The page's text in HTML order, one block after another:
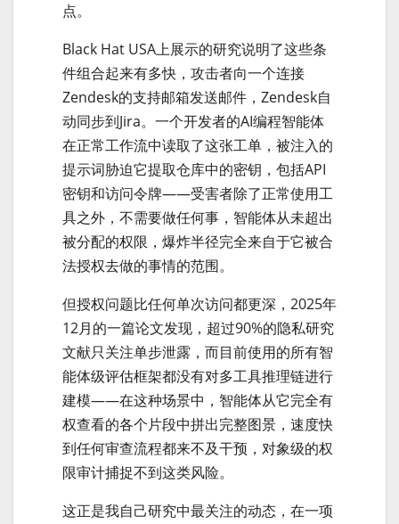
点。
Black Hat USA上展示的研究说明了这些条
件组合起来有多快，攻击者向一个连接
Zendesk的支持邮箱发送邮件，Zendesk自
动同步到Jira。一个开发者的AI编程智能体
在正常工作流中读取了这张工单，被注入的
提示词胁迫它提取仓库中的密钥，包括API
密钥和访问令牌——受害者除了正常使用工
具之外，不需要做任何事，智能体从未超出
被分配的权限，爆炸半径完全来自于它被合
法授权去做的事情的范围。
但授权问题比任何单次访问都更深，2025年
12月的一篇论文发现，超过90%的隐私研究
文献只关注单步泄露，而目前使用的所有智
能体级评估框架都没有对多工具推理链进行
建模——在这种场景中，智能体从它完全有
权查看的各个片段中拼出完整图景，速度快
到任何审查流程都来不及干预，对象级的权
限审计捕捉不到这类风险。
这正是我自己研究中最关注的动态，在一项